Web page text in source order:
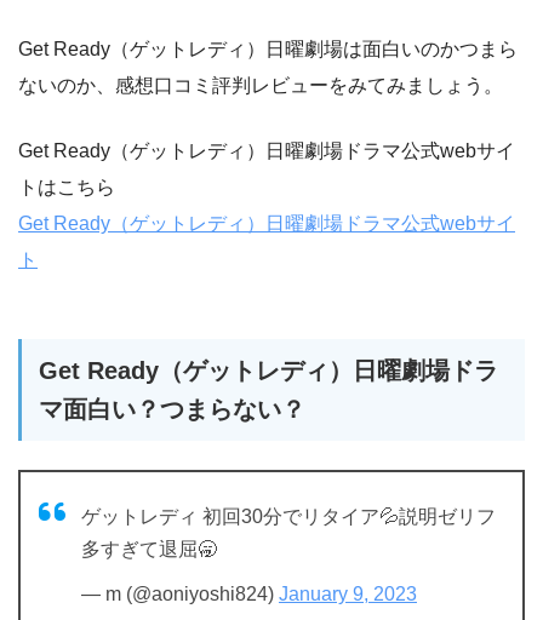
Get Ready（ゲットレディ）日曜劇場は面白いのかつまら
ないのか、感想口コミ評判レビューをみてみましょう。
Get Ready（ゲットレディ）日曜劇場ドラマ公式webサイ
トはこちら
Get Ready（ゲットレディ）日曜劇場ドラマ公式webサイ
ト
Get Ready（ゲットレディ）日曜劇場ドラ
マ面白い？つまらない？
ゲットレディ 初回30分でリタイア💦説明ゼリフ
多すぎて退屈🥱
— m (@aoniyoshi824) January 9, 2023